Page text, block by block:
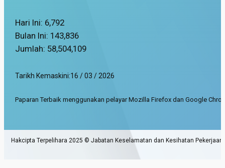
Hari Ini: 6,792
Bulan Ini: 143,836
Jumlah: 58,504,109
Tarikh Kemaskini:16 / 03 / 2026
Paparan Terbaik menggunakan pelayar Mozilla Firefox dan Google
Hakcipta Terpelihara 2025 © Jabatan Keselamatan dan Kesihatan Pekerjaan.